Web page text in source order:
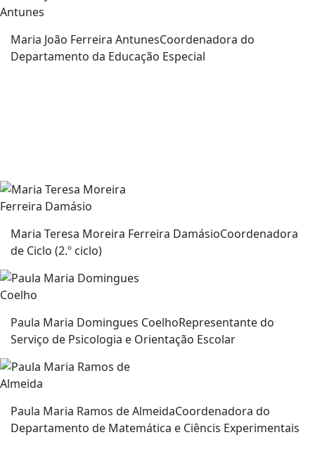
Maria João Ferreira AntunesCoordenadora do
Departamento da Educação Especial
Maria Teresa Moreira Ferreira DamásioCoordenadora
de Ciclo (2.º ciclo)
Paula Maria Domingues CoelhoRepresentante do
Serviço de Psicologia e Orientação Escolar
Paula Maria Ramos de AlmeidaCoordenadora do
Departamento de Matemática e Ciêncis Experimentais